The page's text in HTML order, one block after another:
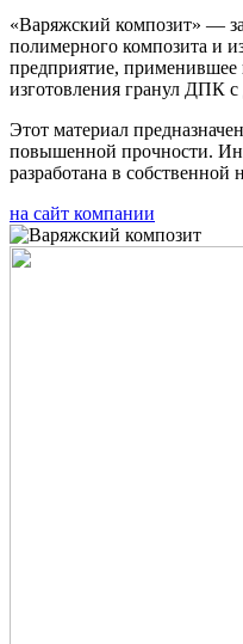
«Варяжский композит» —
полимерного композита и
предприятие,
изготовления гранул ДПК с
Этот материал
повышенной прочности.
разработана в собственной
на сайт компании